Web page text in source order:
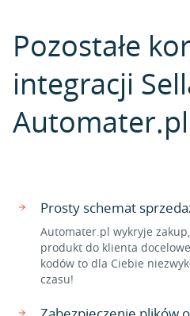
Pozostałe
integracji
Automater.pl
Prosty schemat
Automater.pl wykryje
produkt do klienta
kodów to dla Ciebie
czasu!